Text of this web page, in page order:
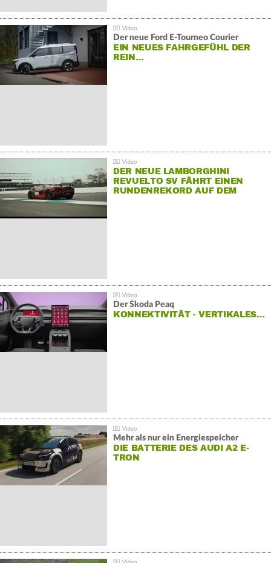
Der neue Ford E-Tourneo Courier
EIN NEUES FAHRGEFÜHL DER
REIN…
DER NEUE LAMBORGHINI
REVUELTO SV FÄHRT EINEN
RUNDENREKORD AUF DEM
Der Škoda Peaq
KONNEKTIVITÄT - VERTIKALES…
Mehr als nur ein Energiespeicher
DIE BATTERIE DES AUDI A2 E-
TRON